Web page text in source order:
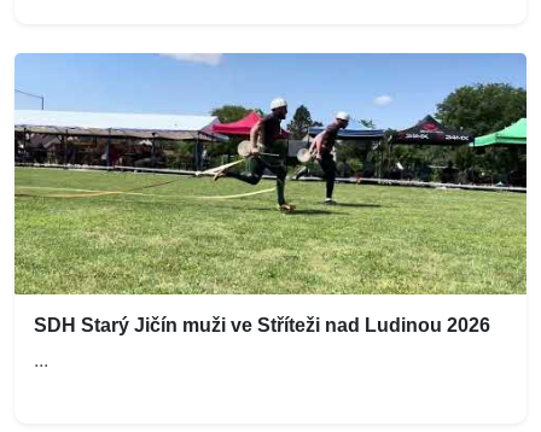
SDH Starý Jičín muži ve Stříteži nad Ludinou 2026
...